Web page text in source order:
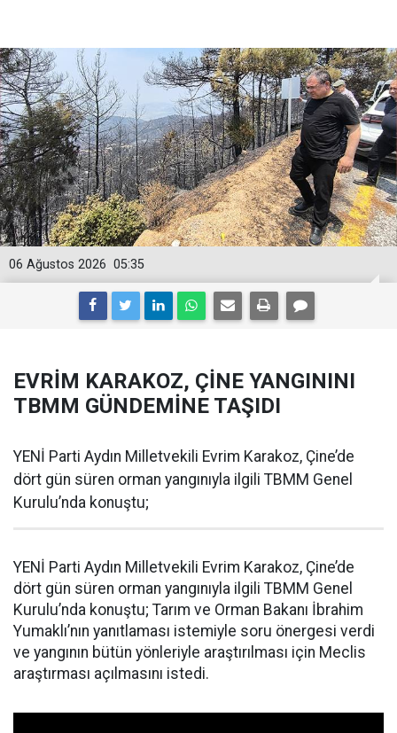
05:35
06 Ağustos 2026
EVRİM KARAKOZ, ÇİNE YANGININI
TBMM GÜNDEMİNE TAŞIDI
YENİ Parti Aydın Milletvekili Evrim Karakoz, Çine’de
dört gün süren orman yangınıyla ilgili TBMM Genel
Kurulu’nda konuştu;
YENİ Parti Aydın Milletvekili Evrim Karakoz, Çine’de
dört gün süren orman yangınıyla ilgili TBMM Genel
Kurulu’nda konuştu; Tarım ve Orman Bakanı İbrahim
Yumaklı’nın yanıtlaması istemiyle soru önergesi verdi
ve yangının bütün yönleriyle araştırılması için Meclis
araştırması açılmasını istedi.